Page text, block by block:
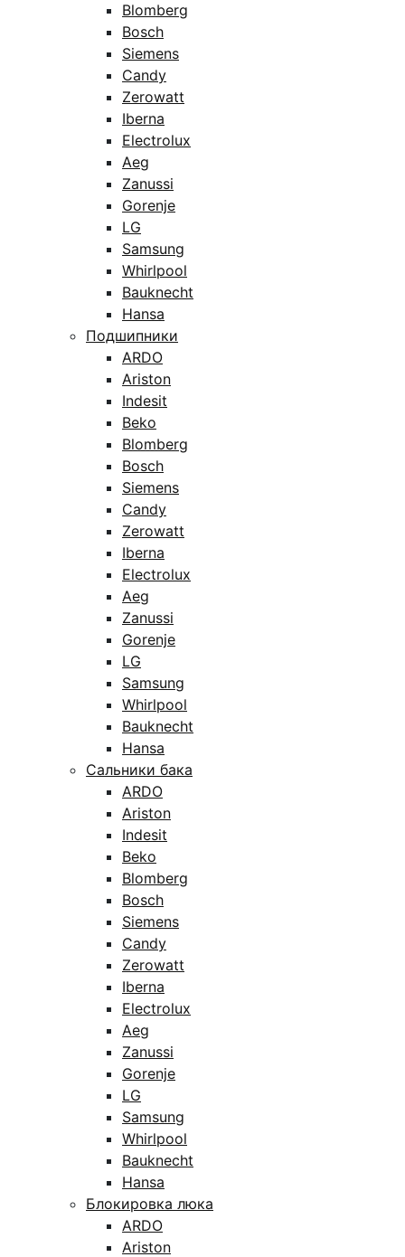
Blomberg
Bosch
Siemens
Candy
Zerowatt
Iberna
Electrolux
Aeg
Zanussi
Gorenje
LG
Samsung
Whirlpool
Bauknecht
Hansa
Подшипники
ARDO
Ariston
Indesit
Beko
Blomberg
Bosch
Siemens
Candy
Zerowatt
Iberna
Electrolux
Aeg
Zanussi
Gorenje
LG
Samsung
Whirlpool
Bauknecht
Hansa
Сальники бака
ARDO
Ariston
Indesit
Beko
Blomberg
Bosch
Siemens
Candy
Zerowatt
Iberna
Electrolux
Aeg
Zanussi
Gorenje
LG
Samsung
Whirlpool
Bauknecht
Hansa
Блокировка люка
ARDO
Ariston